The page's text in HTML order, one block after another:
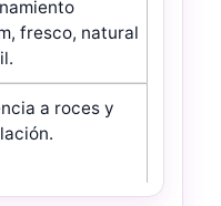
fresco, natural
a roces y